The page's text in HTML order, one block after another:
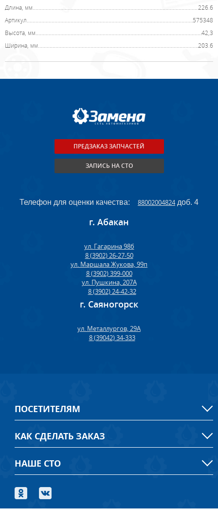
Длина, мм
226.6
Артикул
575348
Высота, мм
42,3
Ширина, мм
203.6
ПРЕДЗАКАЗ ЗАПЧАСТЕЙ
ЗАПИСЬ НА СТО
Телефон для оценки качества: 88002004824доб. 4
г. Абакан
ул. Гагарина 98б
8 (3902) 26-27-50
ул. Маршала Жукова, 99п
8 (3902) 399-000
ул. Пушкина, 207А
8 (3902) 24-42-32
г. Саяногорск
ул. Металлургов, 29А
8 (39042) 34-333
ПОСЕТИТЕЛЯМ
КАК СДЕЛАТЬ ЗАКАЗ
НАШЕ СТО